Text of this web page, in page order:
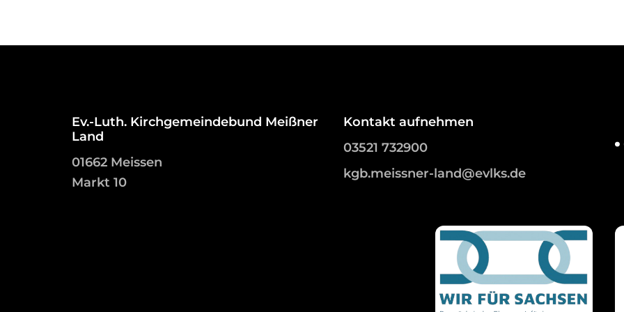
Ev.-Luth. Kirchgemeindebund Meißner
Land
01662 Meissen
Markt 10
Kontakt aufnehmen
03521 732900
kgb.meissner-land@evlks.de